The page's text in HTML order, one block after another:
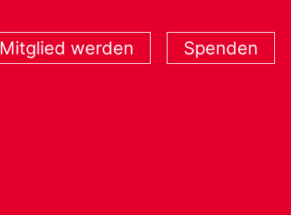
Mitglied werden Spenden